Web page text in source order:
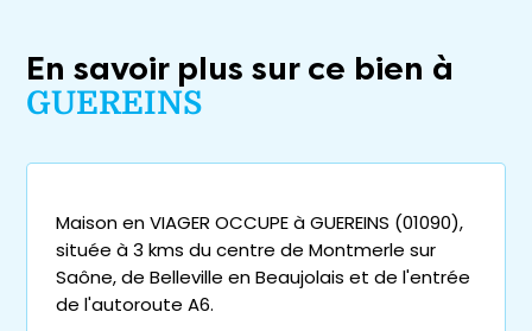
En savoir plus sur ce bien à
GUEREINS
Maison en VIAGER OCCUPE à GUEREINS (01090),
située à 3 kms du centre de Montmerle sur
Saône, de Belleville en Beaujolais et de l'entrée
de l'autoroute A6.